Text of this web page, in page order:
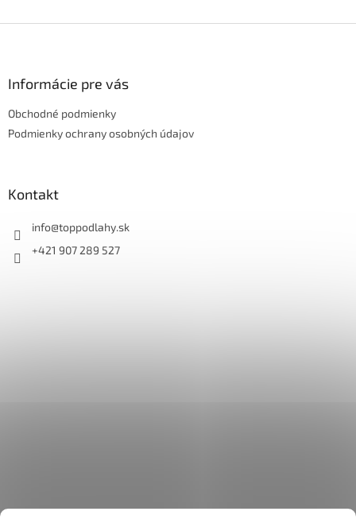
Informácie pre vás
Obchodné podmienky
Podmienky ochrany osobných údajov
Kontakt
info@toppodlahy.sk
+421 907 289 527